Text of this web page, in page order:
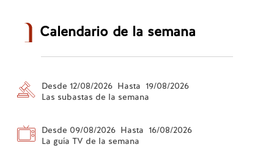
Calendario de la semana
Desde 12/08/2026 Hasta 19/08/2026
Las subastas de la semana
Desde 09/08/2026 Hasta 16/08/2026
La guía TV de la semana